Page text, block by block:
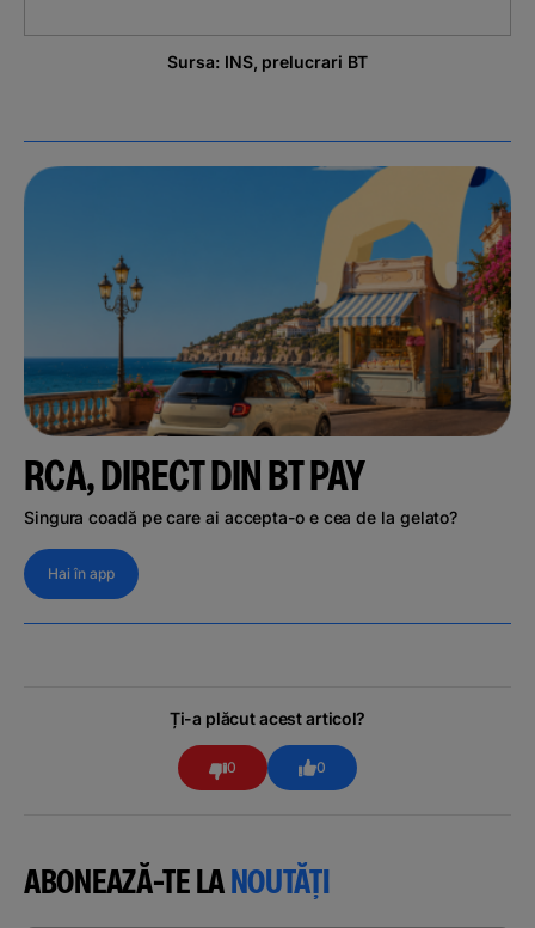
Sursa: INS, prelucrari BT
RCA, DIRECT DIN BT PAY
Singura coadă pe care ai accepta-o e cea de la gelato?
Hai în app
Ți-a plăcut acest articol?
0 0
ABONEAZĂ-TE LANOUTĂȚI